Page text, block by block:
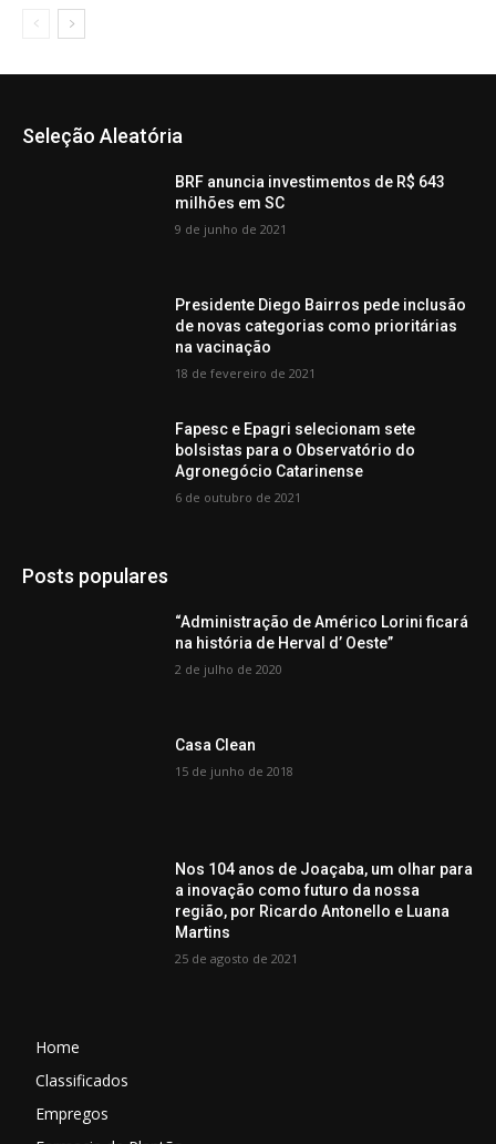
Seleção Aleatória
BRF anuncia investimentos de R$ 643
milhões em SC
9 de junho de 2021
Presidente Diego Bairros pede inclusão
de novas categorias como prioritárias
na vacinação
18 de fevereiro de 2021
Fapesc e Epagri selecionam sete
bolsistas para o Observatório do
Agronegócio Catarinense
6 de outubro de 2021
Posts populares
“Administração de Américo Lorini ficará
na história de Herval d’ Oeste”
2 de julho de 2020
Casa Clean
15 de junho de 2018
Nos 104 anos de Joaçaba, um olhar para
a inovação como futuro da nossa
região, por Ricardo Antonello e Luana
Martins
25 de agosto de 2021
Home
Classificados
Empregos